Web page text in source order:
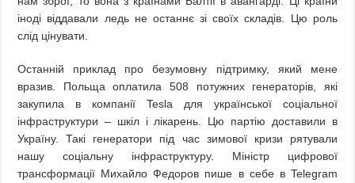
іноді віддавали ледь не останнє зі своїх складів. Цю роль
слід цінувати.
Останній приклад про безумовну підтримку, який мене
вразив. Польща оплатила 508 потужних генераторів, які
закупила в компанії Tesla для української соціальної
інфраструктури – шкіл і лікарень. Цю партію доставили в
Україну. Такі генератори під час зимової кризи рятували
нашу соціальну інфраструктуру. Міністр цифрової
трансформації Михайло Федоров пише в себе в Telegram